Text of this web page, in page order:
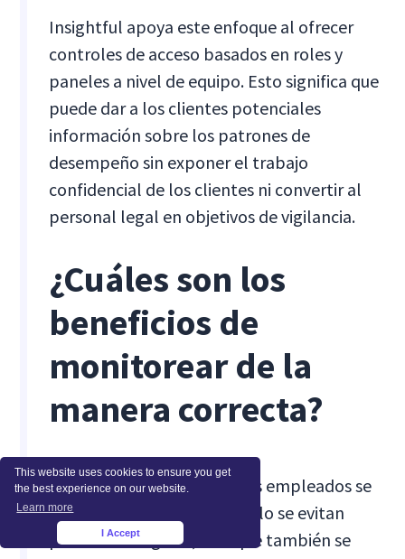
This website uses cookies to ensure you get
the best experience on our website.
Learn more
I Accept
Insightful apoya este enfoque al ofrecer
controles de acceso basados en roles y
paneles a nivel de equipo. Esto significa que
puede dar a los clientes potenciales
información sobre los patrones de
desempeño sin exponer el trabajo
confidencial de los clientes ni convertir al
personal legal en objetivos de vigilancia.
¿Cuáles son los
beneficios de
monitorear de la
manera correcta?
Cuando la supervisión de los empleados se
gestiona con cuidado, no solo se evitan
problemas legales, sino que también se